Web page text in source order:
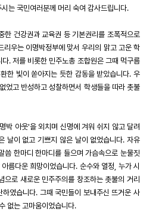
는 국민여러분께 머리 숙여 감사드립니다.
한 건강권과 교육권 등 기본권리를 조폭적으로
리우는 이명박정부에 맞서 우리의 맑고 고운 학
. 저를 비롯한 민주노총 조합원은 그때 먹구름
한 빛이 쏟아지는 듯한 감동을 받았습니다. 우
었고 반성하고 성찰하면서 학생들을 따라 촛불
박 아웃'을 외치며 신명에 겨워 쉬지 않고 달려
날이 없고 기쁘지 않은 날이 없었습니다. 자유
씀 한마디 한마디를 들으며 가슴속으로 눈물짓
름다운 희망이었습니다. 순수와 열정, 누가 시
으로 새로운 민주주의를 창조하는 촛불의 거리
였습니다. 그때 국민들이 보내주신 뜨거운 사
없는 고마움이었습니다.